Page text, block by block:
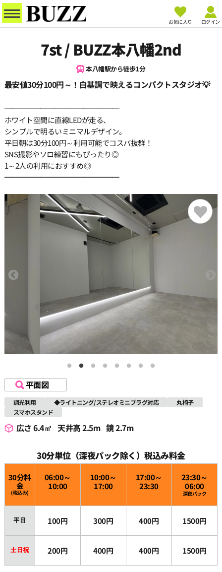
お気に入り ログイン
7st / BUZZ本八幡2nd
本八幡駅から徒歩1分
最安値30分100円～！白基調で映えるコンパクトスタジオ💡
━━━━━━━━━━━━━━━━
ホワイト空間に直線LEDが走る、
シンプルで明るいミニマルデザイン。
平日朝は30分100円～利用可能でコスパ抜群！
SNS撮影やソロ練習にもぴったり◎
1～2人の利用におすすめ◎
━━━━━━━━━━━━━━━━
平面図
調光利用 ◆ライトニング/ステレオミニプラグ対応
丸椅子
スマホスタンド
広さ 6.4㎡ 天井高 2.5m 鏡 2.7m
30分単位（深夜パック除く）税込み料金
30分料
金
(税込み)
06:00～
10:00
10:00～
17:00
17:00～
23:30
23:30～
06:00
深夜パック
平日 100円 300円 400円 1500円
土日祝 200円 400円 400円 1500円